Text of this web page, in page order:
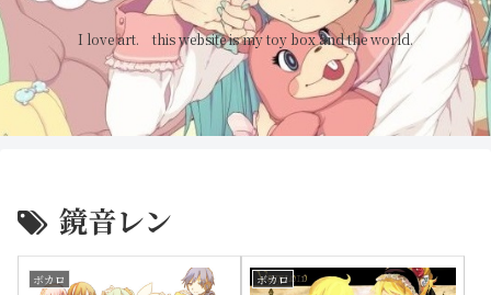
I love art. this website is my toy box and the world.
鏡音レン
ボカロ ボカロ